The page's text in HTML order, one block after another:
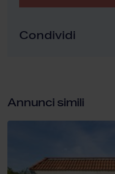
Condividi
Annunci simili